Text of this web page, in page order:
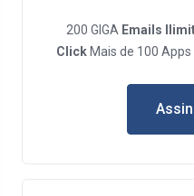
200 GIGA Emails
Click Mais de 100